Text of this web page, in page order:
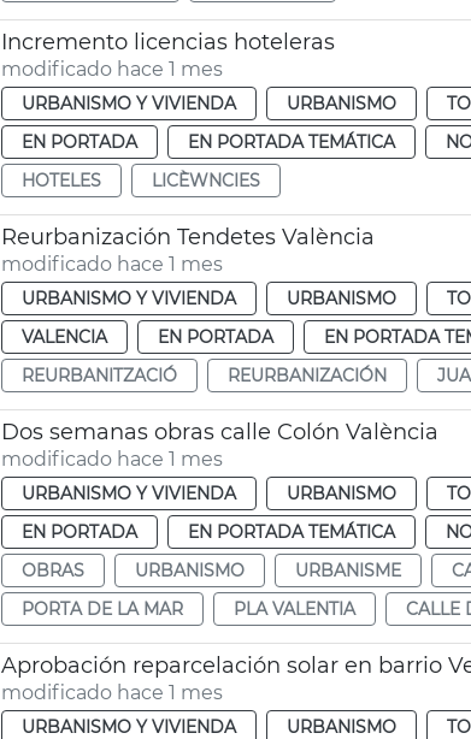
Incremento licencias hoteleras
modificado hace 1 mes
URBANISMO Y VIVIENDA URBANISMO
EN PORTADA
EN PORTADA TEMÁTICA
HOTELES
LICÈWNCIES
Reurbanización Tendetes València
modificado hace 1 mes
URBANISMO Y VIVIENDA URBANISMO
VALENCIA
EN PORTADA EN PORTADA
REURBANITZACIÓ
REURBANIZACIÓN
Dos semanas obras calle Colón València
modificado hace 1 mes
URBANISMO Y VIVIENDA URBANISMO
EN PORTADA
EN PORTADA TEMÁTICA
OBRAS
URBANISMO URBANISME
PORTA DE LA MAR
PLA VALENTIA CALLE
Aprobación reparcelación solar en barrio
modificado hace 1 mes
URBANISMO Y VIVIENDA URBANISMO